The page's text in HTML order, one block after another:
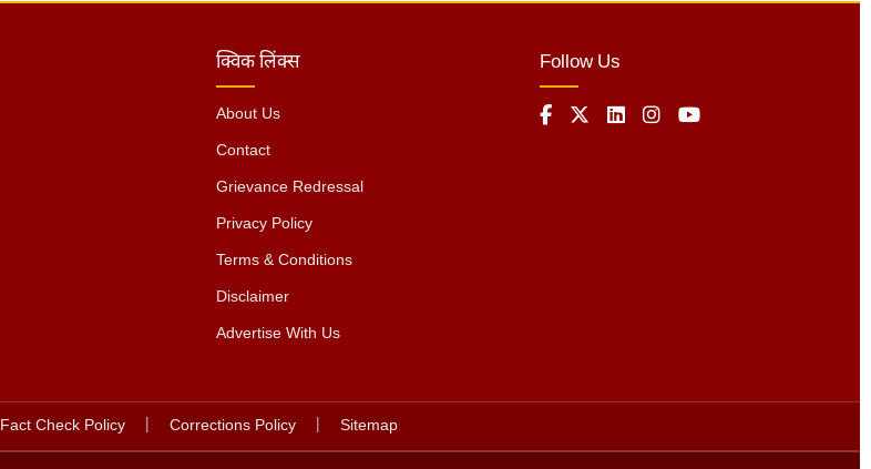
क्विक लिंक्स
About Us
Contact
Grievance Redressal
Privacy Policy
Terms & Conditions
Disclaimer
Advertise With Us
Follow Us
Fact Check Policy Corrections Policy Sitemap